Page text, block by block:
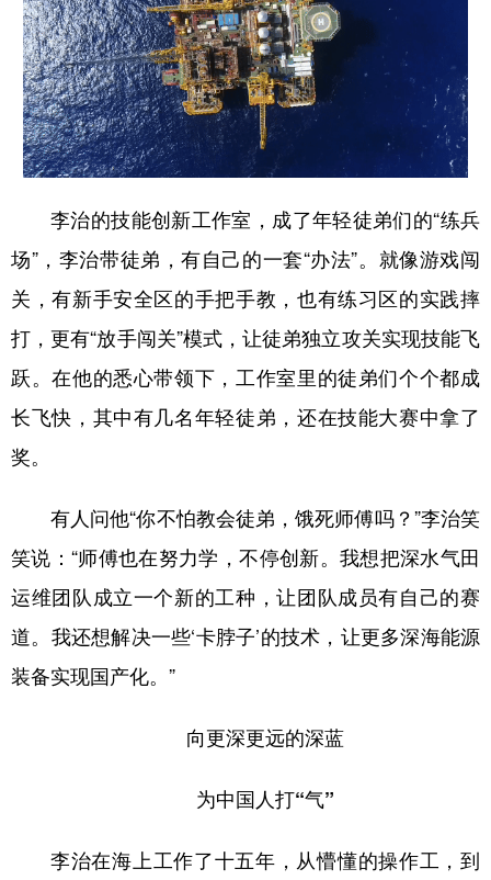
李治的技能创新工作室，成了年轻徒弟们的“练兵
场”，李治带徒弟，有自己的一套“办法”。就像游戏闯
关，有新手安全区的手把手教，也有练习区的实践摔
打，更有“放手闯关”模式，让徒弟独立攻关实现技能飞
跃。在他的悉心带领下，工作室里的徒弟们个个都成
长飞快，其中有几名年轻徒弟，还在技能大赛中拿了
奖。
有人问他“你不怕教会徒弟，饿死师傅吗？”李治笑
笑说：“师傅也在努力学，不停创新。我想把深水气田
运维团队成立一个新的工种，让团队成员有自己的赛
道。我还想解决一些‘卡脖子’的技术，让更多深海能源
装备实现国产化。”
向更深更远的深蓝
为中国人打“气”
李治在海上工作了十五年，从懵懂的操作工，到